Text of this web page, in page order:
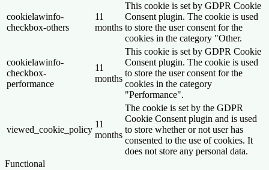
cookielawinfo-
checkbox-others
11
months
This cookie is set by GDPR Cookie
Consent plugin. The cookie is used
to store the user consent for the
cookies in the category "Other.
cookielawinfo-
checkbox-
performance
11
months
This cookie is set by GDPR Cookie
Consent plugin. The cookie is used
to store the user consent for the
cookies in the category
"Performance".
viewed_cookie_policy
11
months
The cookie is set by the GDPR
Cookie Consent plugin and is used
to store whether or not user has
consented to the use of cookies. It
does not store any personal data.
Functional